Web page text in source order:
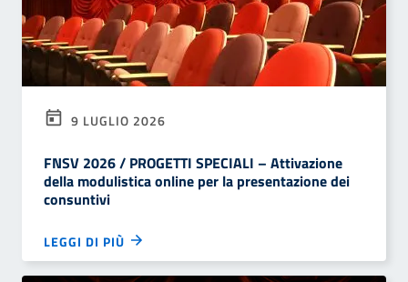
9 LUGLIO 2026
FNSV 2026 / PROGETTI SPECIALI – Attivazione
della modulistica online per la presentazione dei
consuntivi
LEGGI DI PIÙ